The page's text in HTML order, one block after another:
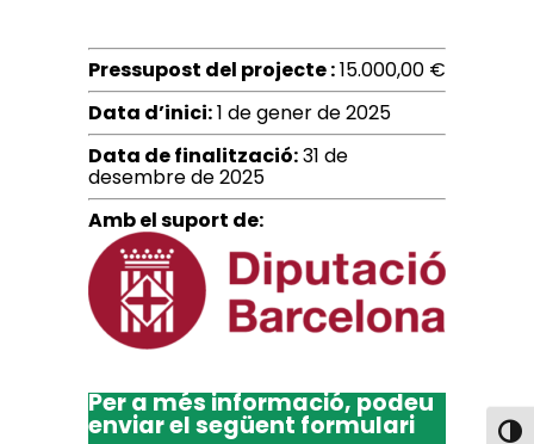
Pressupost del projecte :15.000,00 €
Data d’inici:1 de gener de 2025
Data de finalització:31 de
desembre de 2025
Amb el suport de:
Per a més informació, podeu
enviar el següent formulari